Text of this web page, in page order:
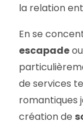
la relation
En se
escapade
de services
romantiques
création de